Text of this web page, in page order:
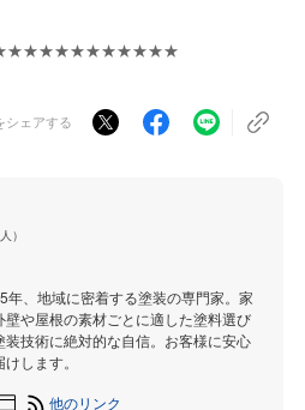
シェアする
）
年、地域に密着する塗装の専門家。家
や屋根の素材ごとに適した塗料選び
技術に絶対的な自信。お客様に安心
します。
他のリンク